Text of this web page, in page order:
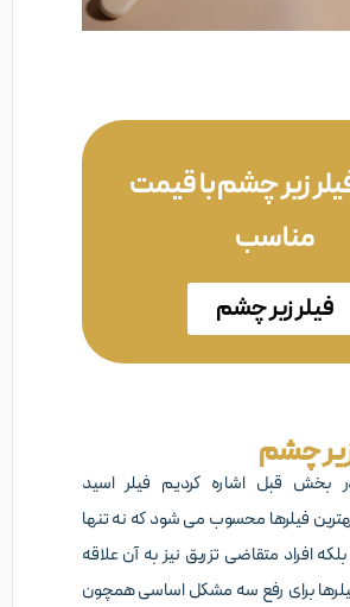
زیر چشم با قیمت
مناسب
فیلر زیر چشم
زیر چشم
بخش قبل اشاره کردیم فیلر اسید
فیلرها محسوب می شود که نه تنها
افراد متقاضی تزریق نیز به آن علاقه
برای رفع سه مشکل اساسی همچون